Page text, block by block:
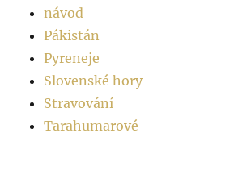
návod
Pákistán
Pyreneje
Slovenské hory
Stravování
Tarahumarové